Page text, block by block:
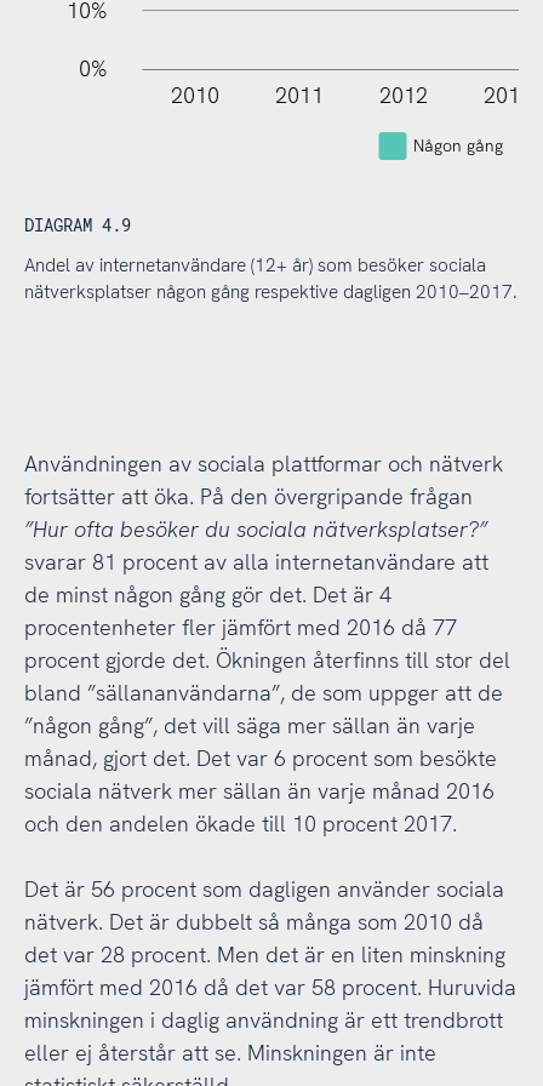
10%
0%
2010 2011 2012 2013
Någon gång
DIAGRAM 4.9
Andel av internetanvändare (12+ år) som besöker sociala
nätverksplatser någon gång respektive dagligen 2010–2017.
Användningen av sociala plattformar och nätverk
fortsätter att öka. På den övergripande frågan
”Hur ofta besöker du sociala nätverksplatser?”
svarar 81 procent av alla internetanvändare att
de minst någon gång gör det. Det är 4
procentenheter fler jämfört med 2016 då 77
procent gjorde det. Ökningen återfinns till stor del
bland ”sällananvändarna”, de som uppger att de
”någon gång”, det vill säga mer sällan än varje
månad, gjort det. Det var 6 procent som besökte
sociala nätverk mer sällan än varje månad 2016
och den andelen ökade till 10 procent 2017.
Det är 56 procent som dagligen använder sociala
nätverk. Det är dubbelt så många som 2010 då
det var 28 procent. Men det är en liten minskning
jämfört med 2016 då det var 58 procent. Huruvida
minskningen i daglig användning är ett trendbrott
eller ej återstår att se. Minskningen är inte